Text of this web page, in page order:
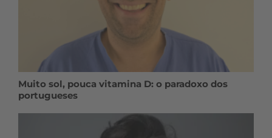
Muito sol, pouca vitamina D: o paradoxo dos
portugueses